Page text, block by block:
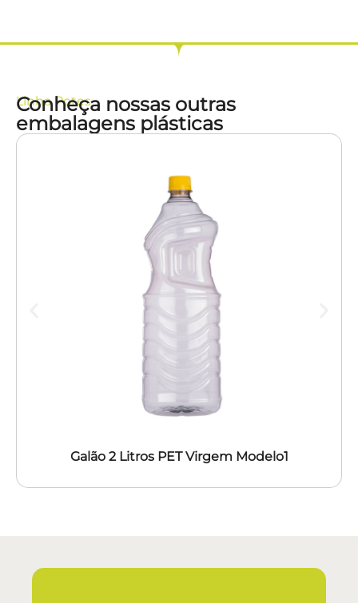
LinhaPotes
Conheça nossas outras
embalagens plásticas
Galão 2 Litros PET Virgem Modelo1